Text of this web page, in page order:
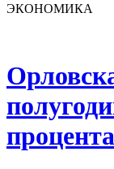
ЭКОНОМИКА
процента